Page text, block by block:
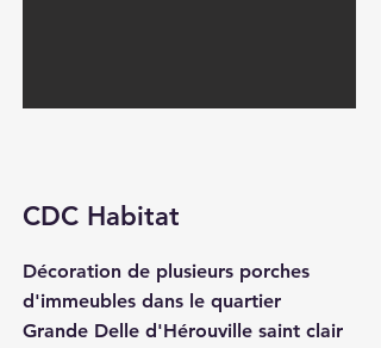
CDC Habitat
Décoration de plusieurs porches
d'immeubles dans le quartier
Grande Delle d'Hérouville saint clair